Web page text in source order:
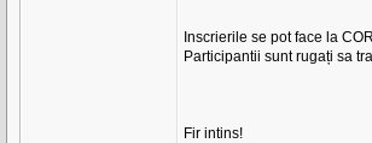
Inscrierile se pot face la
Participantii sunt rugați sa
Fir intins!